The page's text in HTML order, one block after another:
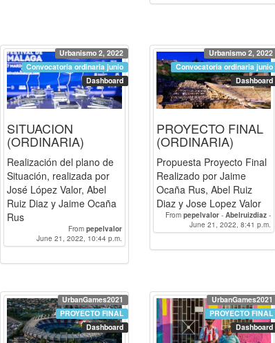
Urbanismo 2, 2022
Convocatoria ordinaria junio
Dashboard
SITUACION
(ORDINARIA)
Realización del plano de
Situación, realizada por
José López Valor, Abel
Ruiz Diaz y Jaime Ocaña
Rus
From pepelvalor
June 21, 2022, 10:44 p.m.
Urbanismo 2, 2022
Convocatoria ordinaria junio
Dashboard
PROYECTO FINAL
(ORDINARIA)
Propuesta Proyecto Final
Realizado por Jaime
Ocaña Rus, Abel Ruiz
Diaz y Jose Lopez Valor
From pepelvalor - Abelruizdiaz -
OcanaRusJaime
June 21, 2022, 8:41 p.m.
UrbanGames2021
PROYECTO FINAL
Dashboard
UrbanGames2021
PROYECTO FINAL
Dashboard